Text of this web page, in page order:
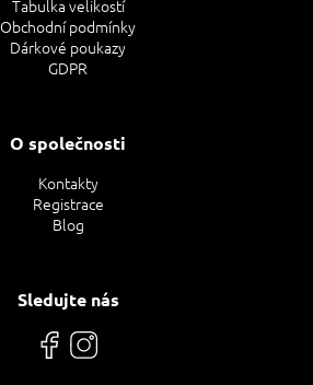
Tabulka velikostí
Obchodní podmínky
Dárkové poukazy
GDPR
O společnosti
Kontakty
Registrace
Blog
Sledujte nás